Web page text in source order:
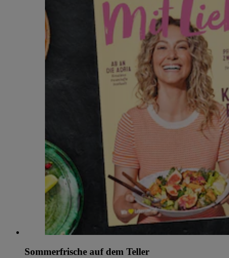
Sommerfrische auf dem Teller